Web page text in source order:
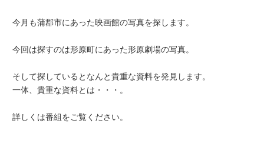
今月も蒲郡市にあった映画館の写真を探します。
今回は探すのは形原町にあった形原劇場の写真。
そして探しているとなんと貴重な資料を発見します。
一体、貴重な資料とは・・・。
詳しくは番組をご覧ください。